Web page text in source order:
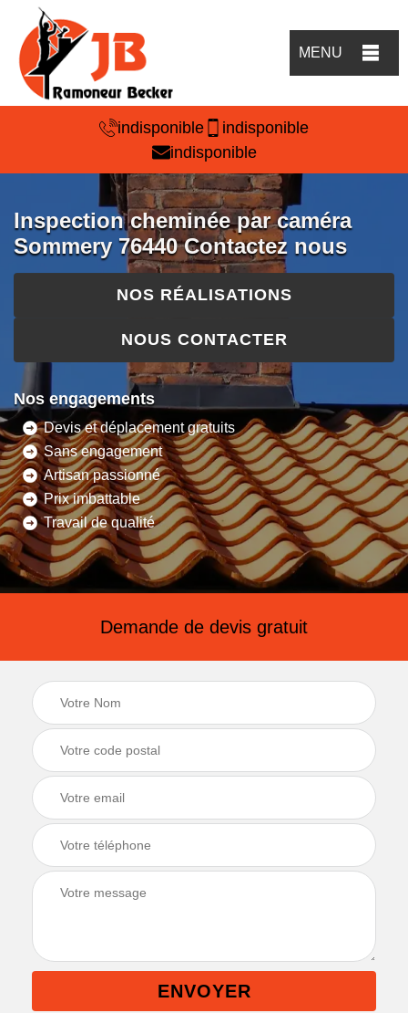
MENU
indisponible
indisponible
indisponible
Inspection cheminée par caméra
Sommery 76440 Contactez nous
NOS RÉALISATIONS
NOUS CONTACTER
Nos engagements
Devis et déplacement gratuits
Sans engagement
Artisan passionné
Prix imbattable
Travail de qualité
Demande de devis gratuit